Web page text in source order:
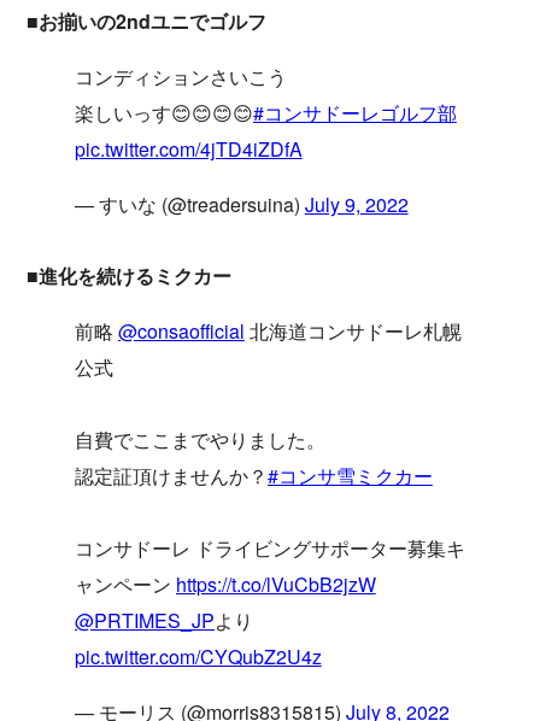
■お揃いの2ndユニでゴルフ
コンディションさいこう
楽しいっす😊😊😊😊#コンサドーレゴルフ部
pic.twitter.com/4jTD4iZDfA
— すいな (@treadersuina) July 9, 2022
■進化を続けるミクカー
前略@consaofficial 北海道コンサドーレ札幌
公式
自費でここまでやりました。
認定証頂けませんか？#コンサ雪ミクカー
コンサドーレ ドライビングサポーター募集キ
ャンペーン https://t.co/lVuCbB2jzW
@PRTIMES_JPより
pic.twitter.com/CYQubZ2U4z
— モーリス (@morris8315815) July 8, 2022